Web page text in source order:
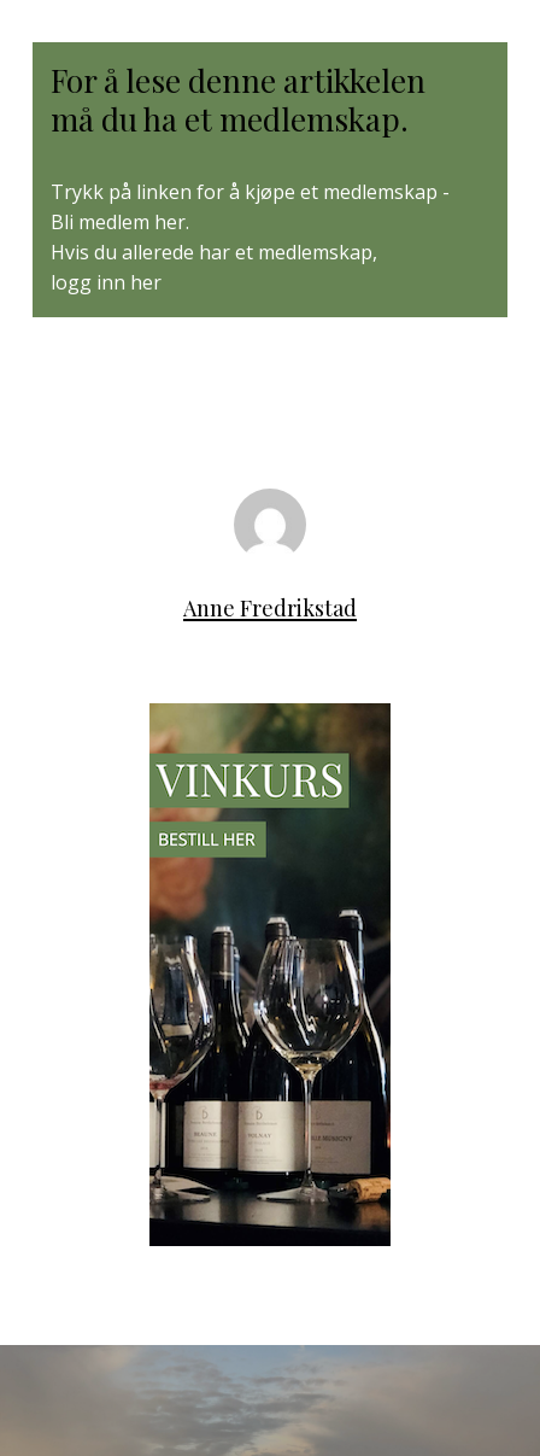
For å lese denne artikkelen
må du ha et medlemskap.
Trykk på linken for å kjøpe et medlemskap -
Bli medlem her.
Hvis du allerede har et medlemskap,
logg inn her
Anne Fredrikstad